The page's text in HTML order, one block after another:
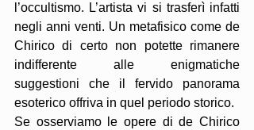
l’occultismo. L’artista vi si trasferì infatti
negli anni venti. Un metafisico come de
Chirico di certo non potette rimanere
indifferente alle enigmatiche
suggestioni che il fervido panorama
esoterico offriva in quel periodo storico.
Se osserviamo le opere di de Chirico